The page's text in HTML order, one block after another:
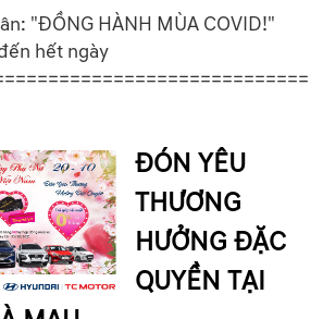
"ĐỒNG HÀNH MÙA COVID!"
hết ngày
ĐÓN YÊU
THƯƠNG
HƯỞNG ĐẶC
QUYỀN TẠI